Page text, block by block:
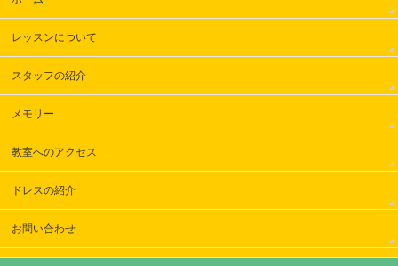
レッスンについて
スタッフの紹介
メモリー
教室へのアクセス
ドレスの紹介
お問い合わせ